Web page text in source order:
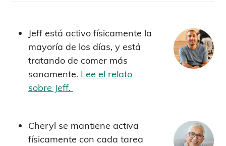
Jeff está activo físicamente la
mayoría de los días, y está
tratando de comer más
sanamente. Lee el relato
sobre Jeff.
Cheryl se mantiene activa
físicamente con cada tarea